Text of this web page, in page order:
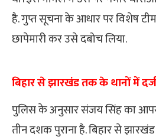
है. गुप्त सूचना के आधार पर विशेष
छापेमारी कर उसे दबोच लिया.
बिहार से झारखंड तक के थानों में
पुलिस के अनुसार संजय सिंह का
तीन दशक पुराना है. बिहार से